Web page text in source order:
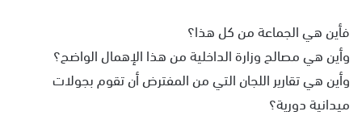
فأين هي الجماعة من كل هذا؟
وأين هي مصالح وزارة الداخلية من هذا الإهمال الواضح؟
وأين هي تقارير اللجان التي من المفترض أن تقوم بجولات
ميدانية دورية؟